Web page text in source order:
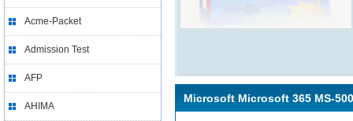
Acme-Packet
Admission Test
AFP
AHIMA
Microsoft Microsoft 365 MS-500